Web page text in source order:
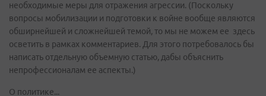
необходимые меры для отражения агрессии. (Поскольку
вопросы мобилизации и подготовки к войне вообще являются
обширнейшей и сложнейшей темой, то мы не можем ее здесь
осветить в рамках комментариев. Для этого потребовалось бы
написать отдельную объемную статью, дабы объяснить
непрофессионалам ее аспекты.)
О политике...